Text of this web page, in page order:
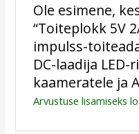
Ole esimene,
“Toiteplokk 5V
impulss-
DC-laadija
kaameratele ja
Arvustuse lisamiseks